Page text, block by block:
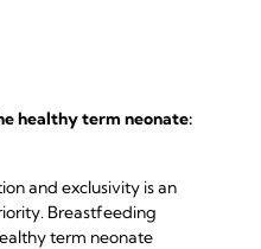
healthy term neonate:
and exclusivity is an
Breastfeeding
term neonate